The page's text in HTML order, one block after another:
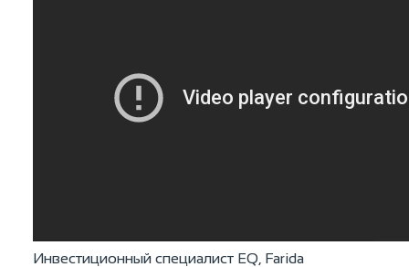
Инвестиционный специалист EQ, Farida